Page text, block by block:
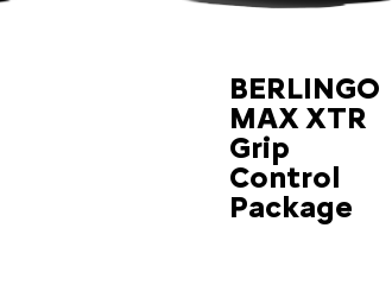
BERLINGO
MAX XTR
Grip
Control
Package